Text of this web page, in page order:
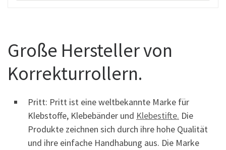
Große Hersteller von
Korrekturrollern.
Pritt: Pritt ist eine weltbekannte Marke für
Klebstoffe, Klebebänder und Klebestifte. Die
Produkte zeichnen sich durch ihre hohe Qualität
und ihre einfache Handhabung aus. Die Marke